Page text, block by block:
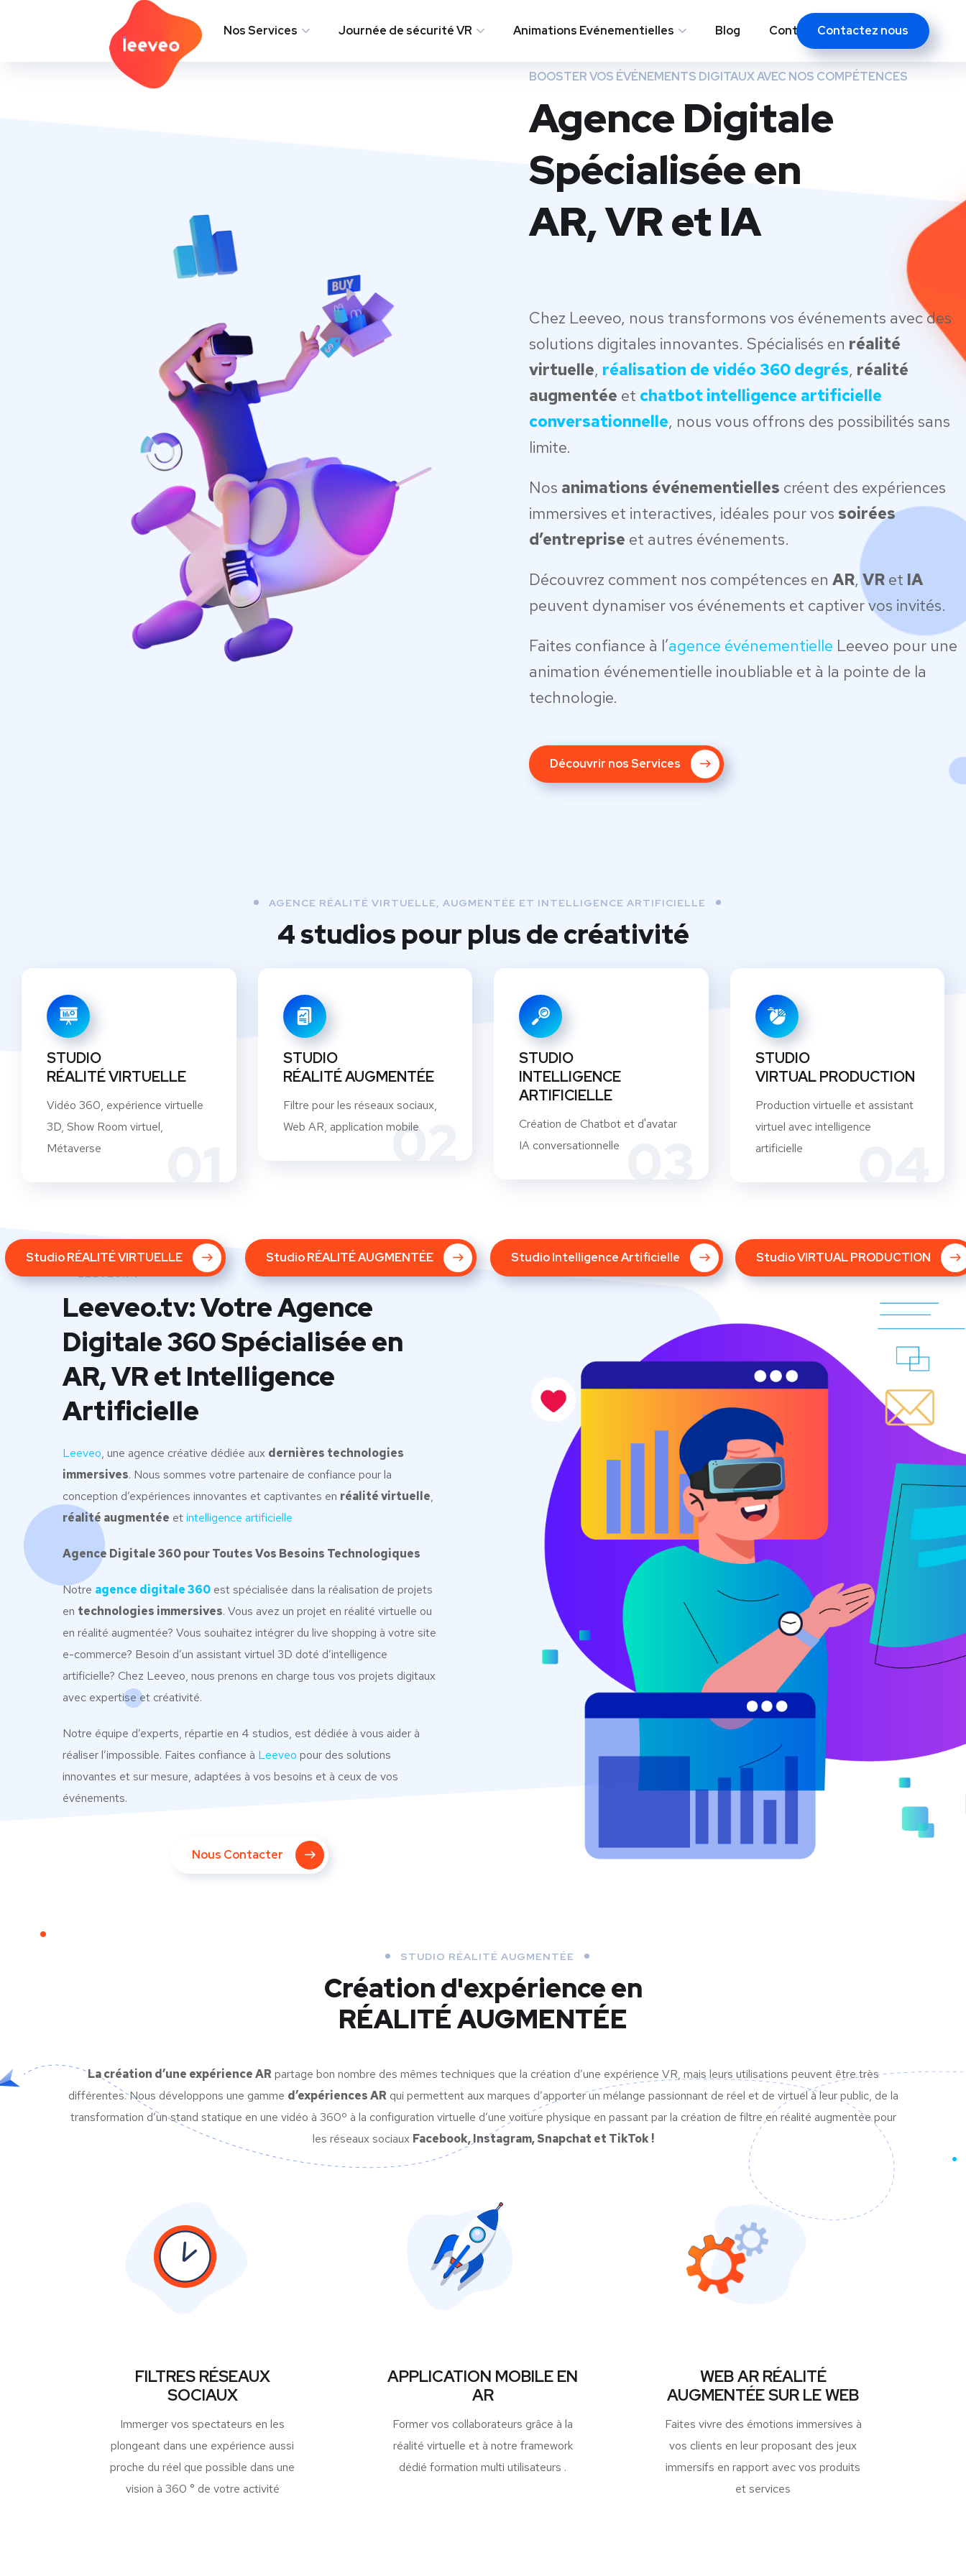
Nos Services Journée de sécurité VR Animations Evénementielles Blog ContactsContactez nous
BOOSTER VOS ÉVÉNEMENTS DIGITAUX AVEC NOS COMPÉTENCES
Agence Digitale
Spécialisée en
AR, VR et IA
Chez Leeveo, nous transformons vos événements avec des
solutions digitales innovantes. Spécialisés en réalité
virtuelle, réalisation de vidéo 360 degrés, réalité
augmentée et chatbot intelligence artificielle
conversationnelle, nous vous offrons des possibilités sans
limite.
Nos animations événementielles créent des expériences
immersives et interactives, idéales pour vos soirées
d’entreprise et autres événements.
Découvrez comment nos compétences enAR,VR et IA
peuvent dynamiser vos événements et captiver vos invités.
Faites confiance à l’agence événementielle Leeveo pour une
animation événementielle inoubliable et à la pointe de la
technologie.
Découvrir nos Services
AGENCE RÉALITÉ VIRTUELLE, AUGMENTÉE ET INTELLIGENCE ARTIFICIELLE
4 studios pour plus de créativité
STUDIO
RÉALITÉ VIRTUELLE
Vidéo 360, expérience virtuelle
3D, Show Room virtuel,
Métaverse
02
STUDIO
RÉALITÉ AUGMENTÉE
Filtre pour les réseaux sociaux,
Web AR, application mobile
STUDIO
INTELLIGENCE
ARTIFICIELLE
Création de Chatbot et d'avatar
IA conversationnelle
STUDIO
VIRTUAL PRODUCTION
Production virtuelle et assistant
virtuel avec intelligence
artificielle
Studio RÉALITÉ VIRTUELLE Studio RÉALITÉ AUGMENTÉE Studio Intelligence Artificielle Studio VIRTUAL PRODUCTION
LEEVEO.TV
Leeveo.tv: Votre Agence
Digitale 360 Spécialisée en
AR, VR et Intelligence
Artificielle
Leeveo, une agence créative dédiée aux dernières technologies
immersives. Nous sommes votre partenaire de confiance pour la
conception d’expériences innovantes et captivantes en réalité virtuelle,
réalité augmentée etintelligence artificielle
Agence Digitale 360 pour Toutes Vos Besoins Technologiques
Notre agence digitale 360 est spécialisée dans la réalisation de projets
en technologies immersives. Vous avez un projet en réalité virtuelle ou
en réalité augmentée? Vous souhaitez intégrer du live shopping à votre site
e-commerce? Besoin d’un assistant virtuel 3D doté d’intelligence
artificielle? Chez Leeveo, nous prenons en charge tous vos projets digitaux
avec expertise et créativité.
Notre équipe d’experts, répartie en 4 studios, est dédiée à vous aider à
réaliser l’impossible. Faites confiance à Leeveo pour des solutions
innovantes et sur mesure, adaptées à vos besoins et à ceux de vos
événements.
Nous Contacter
STUDIO RÉALITÉ AUGMENTÉE
Création d'expérience en
RÉALITÉ AUGMENTÉE
La création d’une expérience AR partage bon nombre des mêmes techniques que la création d’une expérience VR, mais leurs utilisations peuvent être très
différentes. Nous développons une gamme d’expériences AR qui permettent aux marques d’apporter un mélange passionnant de réel et de virtuel à leur public, de la
transformation d’un stand statique en une vidéo à 360º à la configuration virtuelle d’une voiture physique en passant par la création de filtre en réalité augmentée pour
les réseaux sociaux Facebook, Instagram, Snapchat et TikTok !
FILTRES RÉSEAUX
SOCIAUX
Immerger vos spectateurs en les
plongeant dans une expérience aussi
proche du réel que possible dans une
vision à 360 ° de votre activité
APPLICATION MOBILE EN
AR
Former vos collaborateurs grâce à la
réalité virtuelle et à notre framework
dédié formation multi utilisateurs .
WEB AR RÉALITÉ
AUGMENTÉE SUR LE WEB
Faites vivre des émotions immersives à
vos clients en leur proposant des jeux
immersifs en rapport avec vos produits
et services